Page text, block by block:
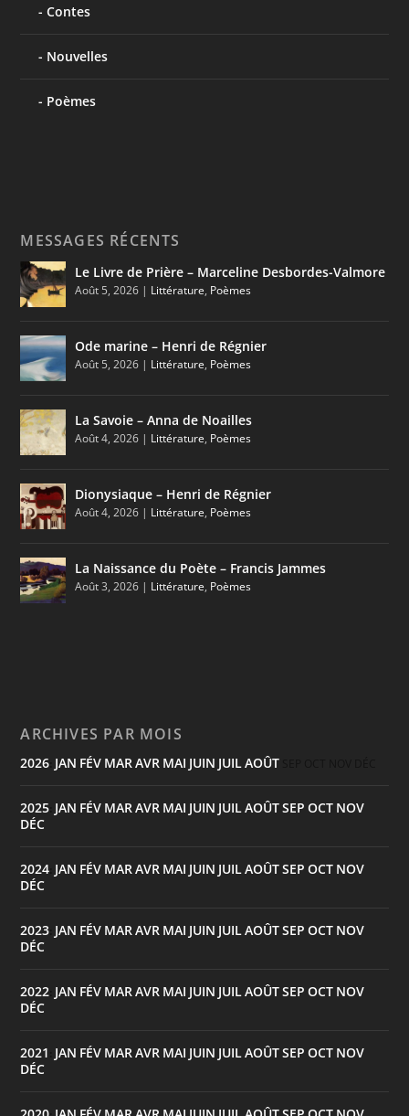
Contes
Nouvelles
Poèmes
MESSAGES RÉCENTS
Le Livre de Prière – Marceline Desbordes-Valmore
Août 5, 2026 | Littérature, Poèmes
Ode marine – Henri de Régnier
Août 5, 2026 | Littérature, Poèmes
La Savoie – Anna de Noailles
Août 4, 2026 | Littérature, Poèmes
Dionysiaque – Henri de Régnier
Août 4, 2026 | Littérature, Poèmes
La Naissance du Poète – Francis Jammes
Août 3, 2026 | Littérature, Poèmes
ARCHIVES PAR MOIS
2026 JAN FÉV MARAVR MAI JUIN JUILAOÛT
2025 JAN FÉV MARAVR MAI JUIN JUILAOÛTSEP OCT NOV
DÉC
2024 JAN FÉV MARAVR MAI JUIN JUILAOÛTSEP OCT NOV
DÉC
2023 JAN FÉV MARAVR MAI JUIN JUILAOÛTSEP OCT NOV
DÉC
2022 JAN FÉV MARAVR MAI JUIN JUILAOÛTSEP OCT NOV
DÉC
2021 JAN FÉV MARAVR MAI JUIN JUILAOÛTSEP OCT NOV
DÉC